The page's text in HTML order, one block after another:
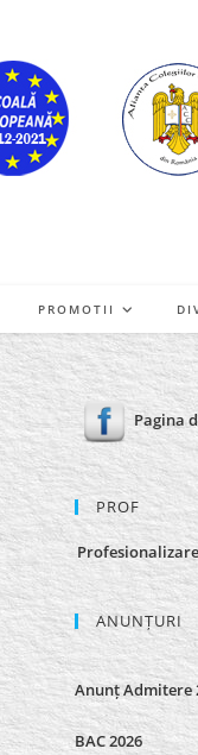
PROMOTII
Pagina
PROF
ANUNȚURI
Anunț Admitere
BAC 2026